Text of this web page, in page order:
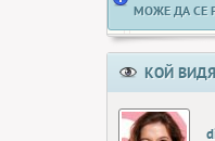
МОЖЕ ДА СЕ
КОЙ ВИДЯ